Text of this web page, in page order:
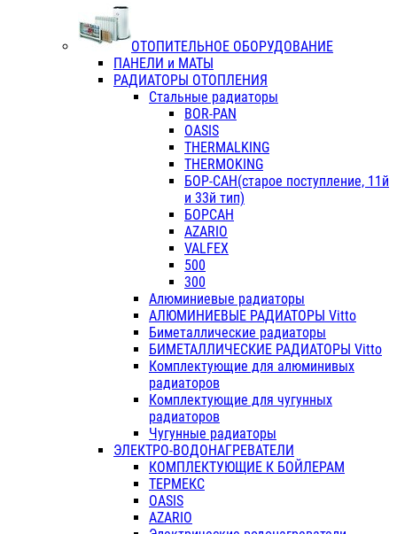
ОТОПИТЕЛЬНОЕ ОБОРУДОВАНИЕ
ПАНЕЛИ и МАТЫ
РАДИАТОРЫ ОТОПЛЕНИЯ
Стальные радиаторы
BOR-PAN
OASIS
THERMALKING
THERMOKING
БОР-САН(старое поступление, 11й
и 33й тип)
БОРСАН
AZARIO
VALFEX
500
300
Алюминиевые радиаторы
АЛЮМИНИЕВЫЕ РАДИАТОРЫ Vitto
Биметаллические радиаторы
БИМЕТАЛЛИЧЕСКИЕ РАДИАТОРЫ Vitto
Комплектующие для алюминивых
радиаторов
Комплектующие для чугунных
радиаторов
Чугунные радиаторы
ЭЛЕКТРО-ВОДОНАГРЕВАТЕЛИ
КОМПЛЕКТУЮЩИЕ К БОЙЛЕРАМ
ТЕРМЕКС
OASIS
AZARIO